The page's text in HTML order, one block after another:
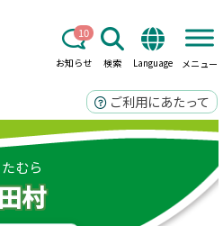
お知らせ
10
検索 Language メニュー
ご利用にあたって
たむら
村